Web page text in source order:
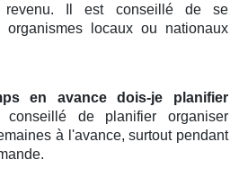
revenu. Il est conseillé de se
organismes locaux ou nationaux
en avance dois-je planifier
de planifier organiser
à l'avance, surtout pendant